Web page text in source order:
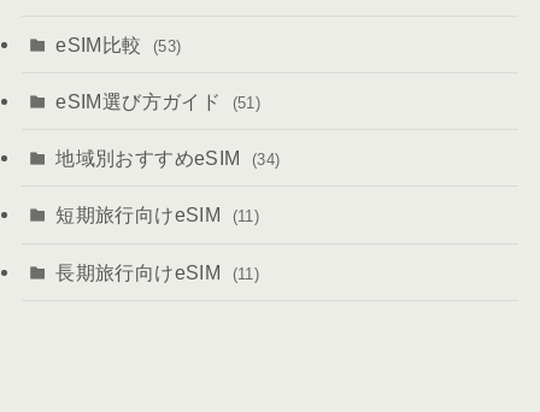
eSIM比較 (53)
eSIM選び方ガイド (51)
地域別おすすめeSIM (34)
短期旅行向けeSIM (11)
長期旅行向けeSIM (11)